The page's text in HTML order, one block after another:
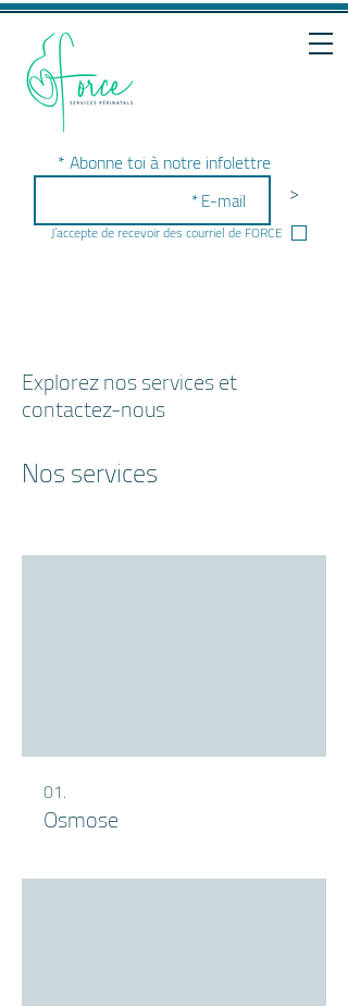
Abonne toi à notre infolettre
>
J’accepte de recevoir des courriel de FORCE
Explorez nos services et
contactez-nous
Nos services
01.
Osmose